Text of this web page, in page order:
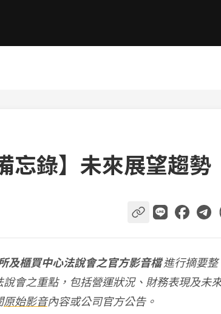
忘錄】未來展望趨勢
及櫃買中心法說會之官方影音檔進行摘要整
會之重點，包括營運狀況、財務表現及未
原始影音內容或公司官方公告。